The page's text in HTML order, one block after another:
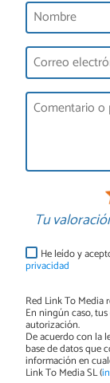
Tu
He leído y
privacidad
Red Link To Media
En ningún caso,
autorización.
De acuerdo con la
base de datos que
información en
Link To Media SL (